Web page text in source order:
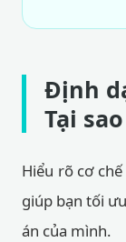
Định
Tại
Hiểu rõ cơ
giúp bạn tối
án của mình.